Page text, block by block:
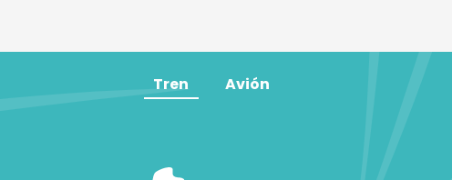
Tren Avión